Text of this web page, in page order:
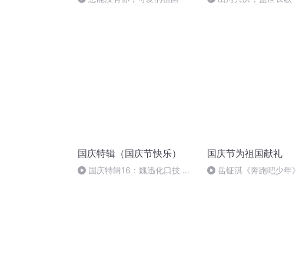
国庆特辑（国庆节快乐）
国庆特辑16：魏迅化口技 二
国庆节为祖国献礼
岳钲淇《奔跑吧少年》